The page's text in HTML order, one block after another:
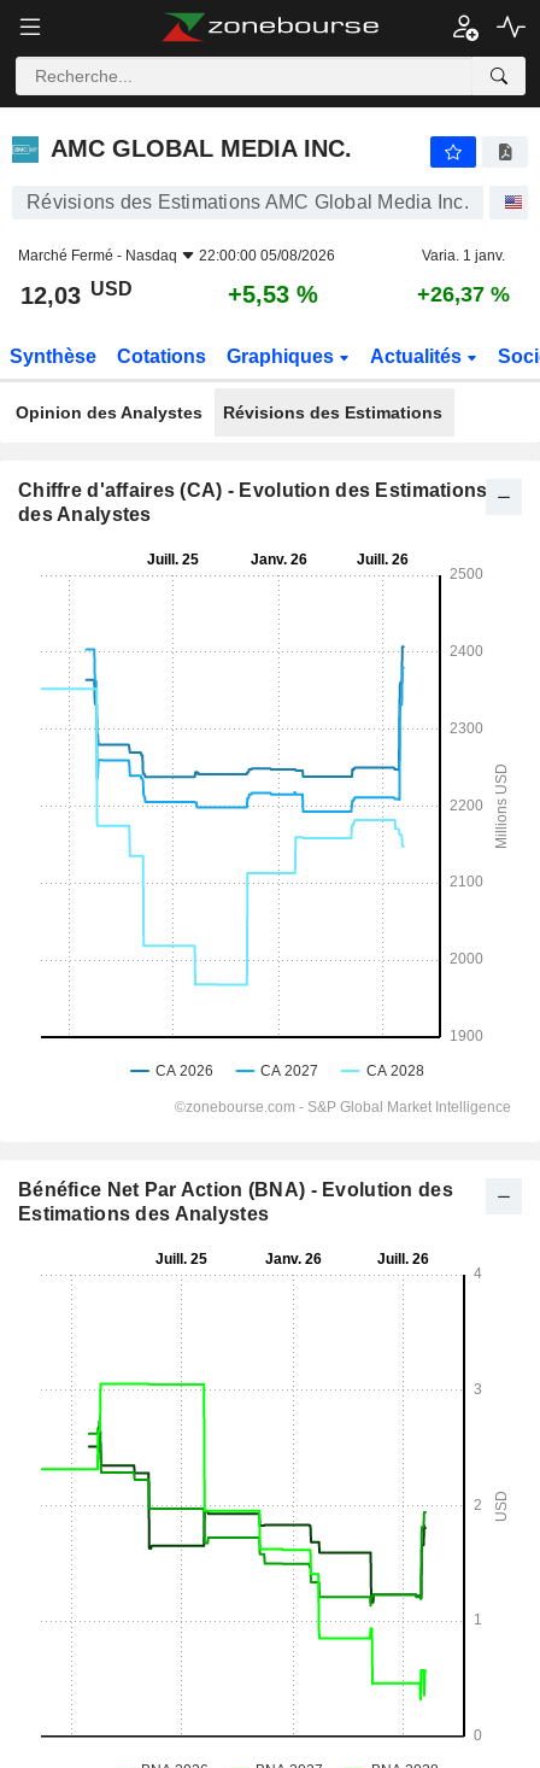
AMC GLOBAL MEDIA INC.
AMC GLOBAL MEDIA INC.
Révisions des Estimations AMC Global Media Inc.
Marché Fermé - Nasdaq 22:00:00 05/08/2026 Varia. 1 janv.
12,03 USD +5,53 % +26,37 %
Synthèse Cotations Graphiques Actualités
Opinion des Analystes Révisions des Estimations
Chiffre d'affaires (CA) - Evolution des Estimations
des Analystes
Bénéfice Net Par Action (BNA) - Evolution des
Estimations des Analystes